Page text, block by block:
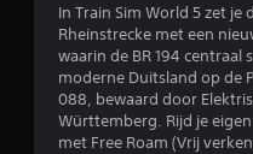
In Train Sim World 5 zet
Rheinstrecke met een
waarin de BR 194
moderne Duitsland op de
088, bewaard door
Württemberg. Rijd je
met Free Roam (Vrij